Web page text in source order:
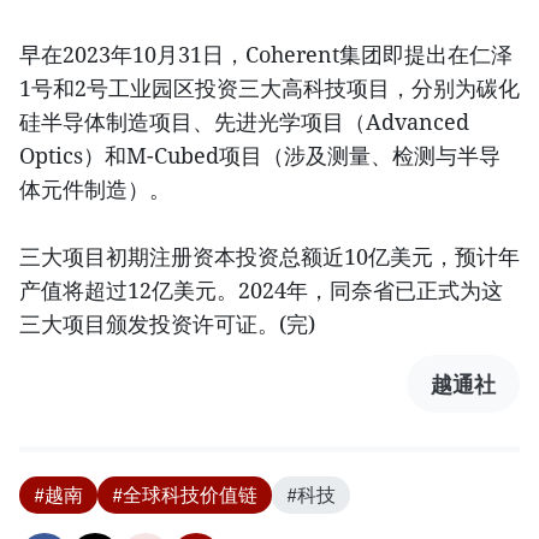
早在2023年10月31日，Coherent集团即提出在仁泽
1号和2号工业园区投资三大高科技项目，分别为碳化
硅半导体制造项目、先进光学项目（Advanced
Optics）和M-Cubed项目（涉及测量、检测与半导
体元件制造）。
三大项目初期注册资本投资总额近10亿美元，预计年
产值将超过12亿美元。2024年，同奈省已正式为这
三大项目颁发投资许可证。(完)
越通社
#越南 #全球科技价值链 #科技